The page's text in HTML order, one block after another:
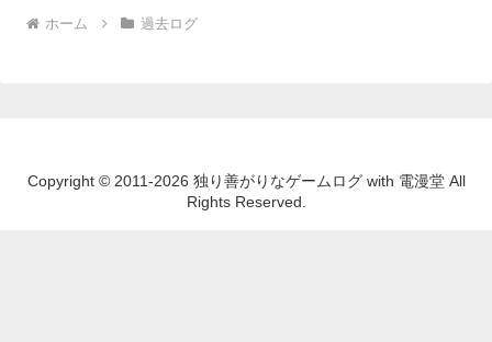
ホーム 過去ログ
Copyright © 2011-2026 独り善がりなゲームログ with 電漫堂 All
Rights Reserved.